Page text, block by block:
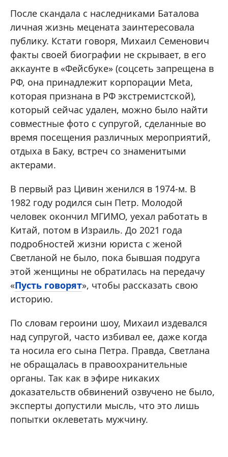
После скандала с наследниками Баталова
личная жизнь мецената заинтересовала
публику. Кстати говоря, Михаил Семенович
факты своей биографии не скрывает, в его
аккаунте в «Фейсбуке» (соцсеть запрещена в
РФ, она принадлежит корпорации Meta,
которая признана в РФ экстремистской),
который сейчас удален, можно было найти
совместные фото с супругой, сделанные во
время посещения различных мероприятий,
отдыха в Баку, встреч со знаменитыми
актерами.
В первый раз Цивин женился в 1974-м. В
1982 году родился сын Петр. Молодой
человек окончил МГИМО, уехал работать в
Китай, потом в Израиль. До 2021 года
подробностей жизни юриста с женой
Светланой не было, пока бывшая подруга
этой женщины не обратилась на передачу
«Пусть говорят», чтобы рассказать свою
историю.
По словам героини шоу, Михаил издевался
над супругой, часто избивал ее, даже когда
та носила его сына Петра. Правда, Светлана
не обращалась в правоохранительные
органы. Так как в эфире никаких
доказательств обвинений озвучено не было,
эксперты допустили мысль, что это лишь
попытки оклеветать мужчину.